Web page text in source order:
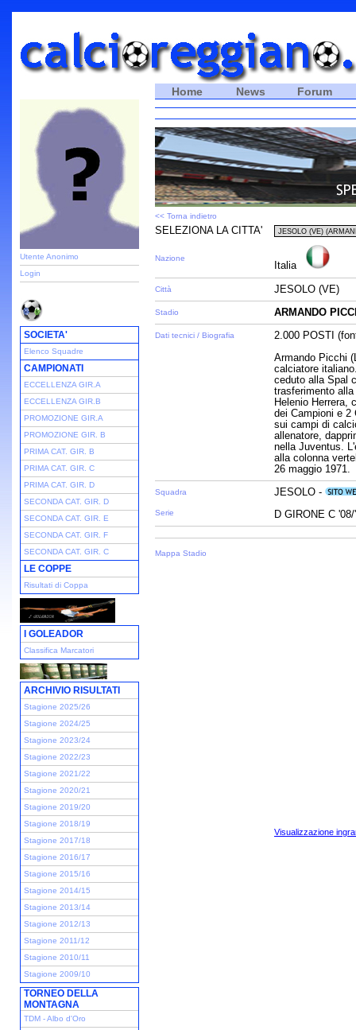
Utente Anonimo
Login
SOCIETA'
Elenco Squadre
CAMPIONATI
ECCELLENZA GIR.A
ECCELLENZA GIR.B
PROMOZIONE GIR.A
PROMOZIONE GIR. B
PRIMA CAT. GIR. B
PRIMA CAT. GIR. C
PRIMA CAT. GIR. D
SECONDA CAT. GIR. D
SECONDA CAT. GIR. E
SECONDA CAT. GIR. F
SECONDA CAT. GIR. C
LE COPPE
Risultati di Coppa
I GOLEADOR
Classifica Marcatori
ARCHIVIO RISULTATI
Stagione 2025/26
Stagione 2024/25
Stagione 2023/24
Stagione 2022/23
Stagione 2021/22
Stagione 2020/21
Stagione 2019/20
Stagione 2018/19
Stagione 2017/18
Stagione 2016/17
Stagione 2015/16
Stagione 2014/15
Stagione 2013/14
Stagione 2012/13
Stagione 2011/12
Stagione 2010/11
Stagione 2009/10
TORNEO DELLA
MONTAGNA
TDM - Albo d'Oro
Home News Forum
<< Torna indietro
SELEZIONA LA CITTA'
Nazione
Italia
Città JESOLO (VE)
Stadio ARMANDO
Dati tecnici / Biografia
2.000 POSTI
Armando Picchi
calciatore
ceduto alla Spal
trasferimento
Helenio Herrera,
dei Campioni e 2
sui campi di
allenatore,
nella Juventus.
alla colonna
26 maggio 1971.
Squadra
Serie
JESOLO -
D GIRONE C '08/
Mappa Stadio
Visualizzazione